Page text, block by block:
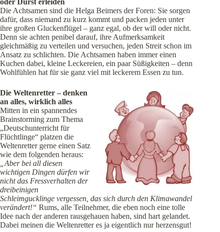
Die Achtsamen sind die Helga Beimers der Foren: Sie sorgen
dafür, dass niemand zu kurz kommt und packen jeden unter
ihre großen Gluckenflügel – ganz egal, ob der will oder nicht.
Denn sie achten penibel darauf, ihre Aufmerksamkeit
gleichmäßig zu verteilen und versuchen, jeden Streit schon im
Ansatz zu schlichten. Die Achtsamen haben immer einen
Kuchen dabei, kleine Leckereien, ein paar Süßigkeiten – denn
Wohlfühlen hat für sie ganz viel mit leckerem Essen zu tun.
Die Weltenretter – denken
an alles, wirklich alles
Mitten in ein spannendes
Brainstorming zum Thema
„Deutschunterricht für
Flüchtlinge“ platzen die
Weltenretter gerne einen Satz
wie dem folgenden heraus:
„Aber bei all diesen
wichtigen Dingen dürfen wir
nicht das Fressverhalten der
dreibeinigen
Schleimgucklinge vergessen, das sich durch den Klimawandel
verändert!“ Rums, alle Teilnehmer, die eben noch eine tolle
Idee nach der anderen rausgehauen haben, sind hart gelandet.
Dabei meinen die Weltenretter es ja eigentlich nur herzensgut!